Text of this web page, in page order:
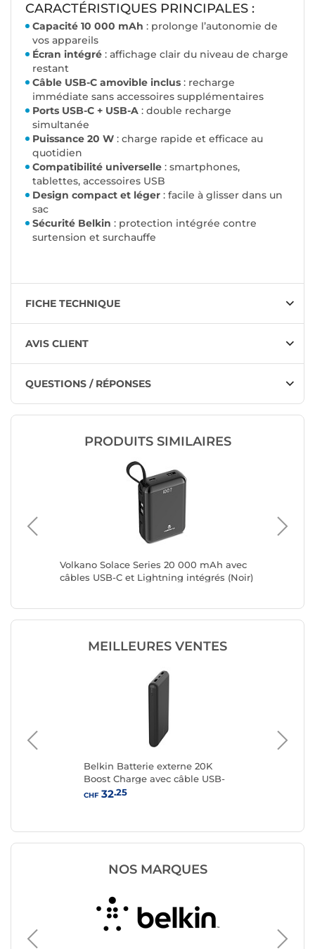
CARACTÉRISTIQUES PRINCIPALES :
Capacité 10 000 mAh : prolonge l’autonomie de
vos appareils
Écran intégré : affichage clair du niveau de charge
restant
Câble USB-C amovible inclus : recharge
immédiate sans accessoires supplémentaires
Ports USB-C + USB-A : double recharge
simultanée
Puissance 20 W : charge rapide et efficace au
quotidien
Compatibilité universelle : smartphones,
tablettes, accessoires USB
Design compact et léger : facile à glisser dans un
sac
Sécurité Belkin : protection intégrée contre
surtension et surchauffe
FICHE TECHNIQUE
AVIS CLIENT
QUESTIONS / RÉPONSES
PRODUITS SIMILAIRES
Volkano Solace Series 20 000 mAh avec
câbles USB-C et Lightning intégrés (Noir)
MEILLEURES VENTES
Belkin Batterie externe 20K
Boost Charge avec câble USB-
A vers USB-C (Noir)
CHF32.25
NOS MARQUES